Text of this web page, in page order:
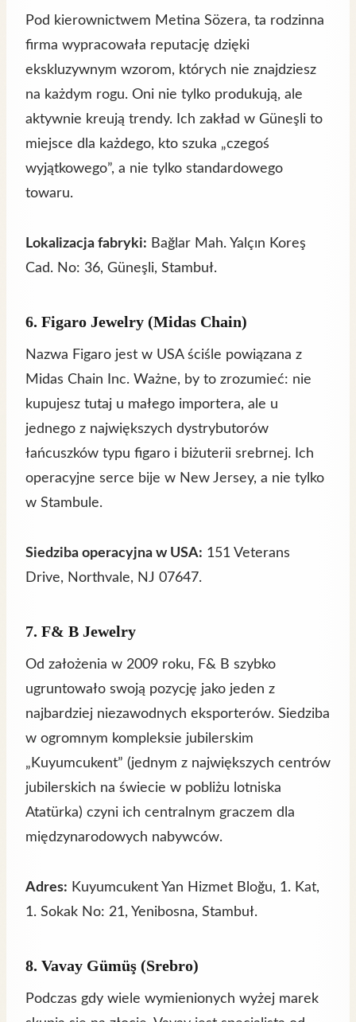
Pod kierownictwem Metina Sözera, ta rodzinna
firma wypracowała reputację dzięki
ekskluzywnym wzorom, których nie znajdziesz
na każdym rogu. Oni nie tylko produkują, ale
aktywnie kreują trendy. Ich zakład w Güneşli to
miejsce dla każdego, kto szuka „czegoś
wyjątkowego”, a nie tylko standardowego
towaru.
Lokalizacja fabryki: Bağlar Mah. Yalçın Koreş
Cad. No: 36, Güneşli, Stambuł.
6. Figaro Jewelry (Midas Chain)
Nazwa Figaro jest w USA ściśle powiązana z
Midas Chain Inc. Ważne, by to zrozumieć: nie
kupujesz tutaj u małego importera, ale u
jednego z największych dystrybutorów
łańcuszków typu figaro i biżuterii srebrnej. Ich
operacyjne serce bije w New Jersey, a nie tylko
w Stambule.
Siedziba operacyjna w USA: 151 Veterans
Drive, Northvale, NJ 07647.
7. F& B Jewelry
Od założenia w 2009 roku, F& B szybko
ugruntowało swoją pozycję jako jeden z
najbardziej niezawodnych eksporterów. Siedziba
w ogromnym kompleksie jubilerskim
„Kuyumcukent” (jednym z największych centrów
jubilerskich na świecie w pobliżu lotniska
Atatürka) czyni ich centralnym graczem dla
międzynarodowych nabywców.
Adres: Kuyumcukent Yan Hizmet Bloğu, 1. Kat,
1. Sokak No: 21, Yenibosna, Stambuł.
8. Vavay Gümüş (Srebro)
Podczas gdy wiele wymienionych wyżej marek